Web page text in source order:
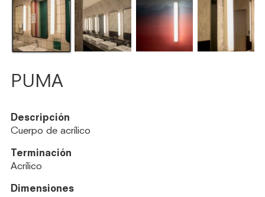
PUMA
Descripción
Cuerpo de acrílico
Terminación
Acrílico
Dimensiones